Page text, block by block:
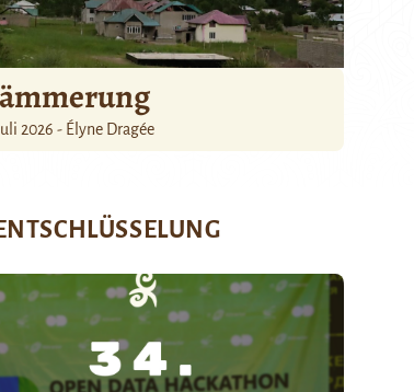
2026 - Élyne Dragée